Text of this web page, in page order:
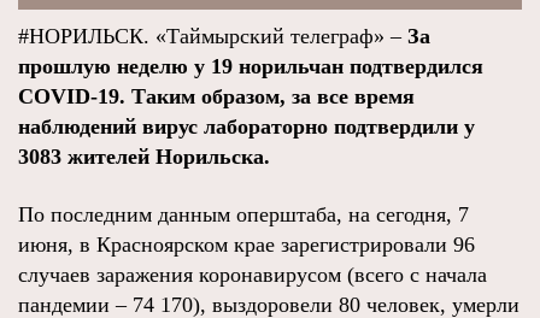
#НОРИЛЬСК. «Таймырский телеграф» – За
прошлую неделю у 19 норильчан подтвердился
COVID-19. Таким образом, за все время
наблюдений вирус лабораторно подтвердили у
3083 жителей Норильска.
По последним данным оперштаба, на сегодня, 7
июня, в Красноярском крае зарегистрировали 96
случаев заражения коронавирусом (всего с начала
пандемии – 74 170), выздоровели 80 человек, умерли